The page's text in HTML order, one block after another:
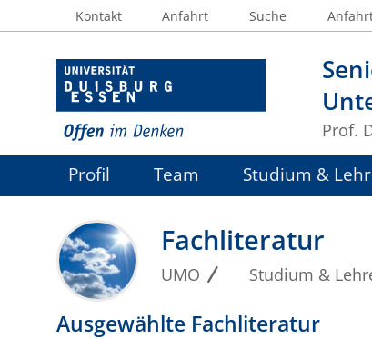
Prof.
Kontakt Anfahrt Suche
Profil Team Studium &
Fachliteratur
UMO Studium &
Ausgewählte Fachliteratur